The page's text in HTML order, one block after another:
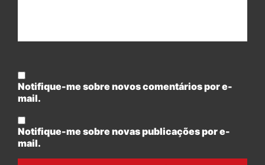
Notifique-me sobre novos comentários por e-
mail.
Notifique-me sobre novas publicações por e-
mail.